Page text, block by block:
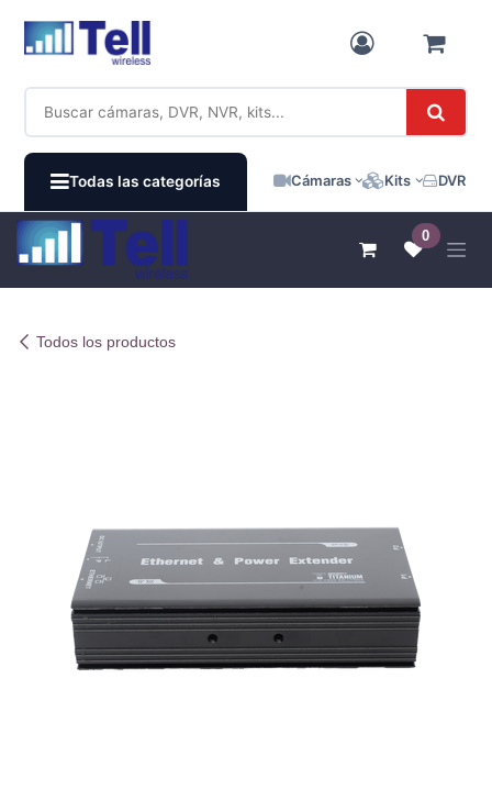
Todas las categorías Cámaras Kits DVR /
0
Todos los productos